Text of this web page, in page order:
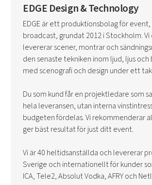
EDGE Design & Technology
EDGE är ett produktionsbolag för
broadcast, grundat 2012 i Stockholm. Vi
levererar scener, montrar och
den senaste tekniken inom ljud, ljus
med scenografi och design under ett
Du som kund får en projektledare som
hela leveransen, utan interna
budgeten fördelas. Vi rekommenderar
ger bäst resultat för just ditt event.
Vi är 40 heltidsanställda och levererar
Sverige och internationellt för kunder
ICA, Tele2, Absolut Vodka, AFRY och